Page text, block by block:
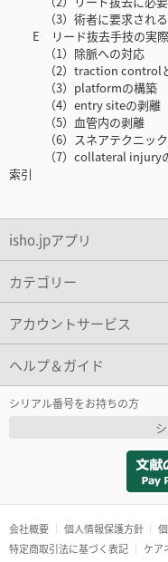
（3）術者に要求される
E リード抜去手技の実際
（1）除脈への対応
（2）traction control
（3）platformの構築
（4）entry siteの剥離
（5）血管内の剥離
（6）スネアテクニック
（7）collateral injuryの
索引
isho.jpアプリ
カテゴリー
アカウントサービス
ヘルプ＆ガイド
シリアル番号をお持ちの方
会社概要 個人情報保護方針
特定商取引法に基づく表記
ケア